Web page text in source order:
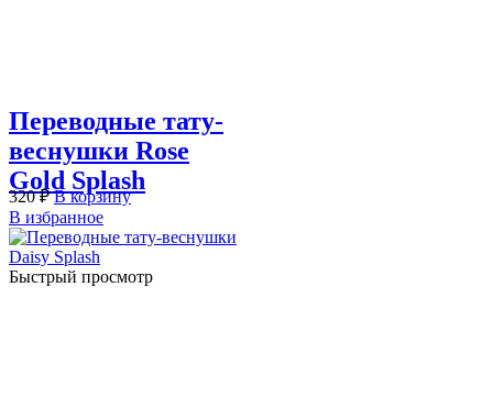
Переводные тату-
веснушки Rose
Gold Splash
320₽ В корзину
В избранное
Быстрый просмотр